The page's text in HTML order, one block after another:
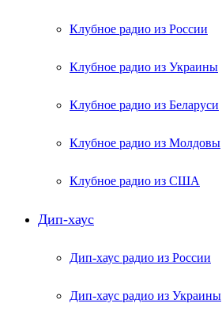
Клубное радио из России
Клубное радио из Украины
Клубное радио из Беларуси
Клубное радио из Молдовы
Клубное радио из США
Дип-хаус
Дип-хаус радио из России
Дип-хаус радио из Украины